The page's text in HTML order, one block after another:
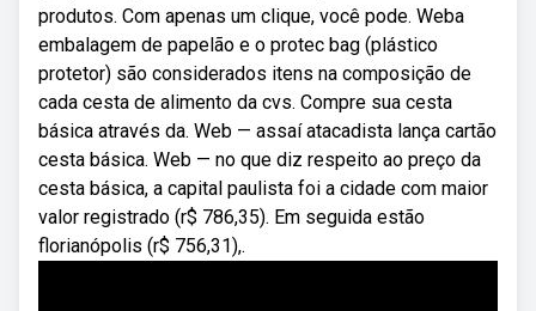
produtos. Com apenas um clique, você pode. Weba
embalagem de papelão e o protec bag (plástico
protetor) são considerados itens na composição de
cada cesta de alimento da cvs. Compre sua cesta
básica através da. Web — assaí atacadista lança cartão
cesta básica. Web — no que diz respeito ao preço da
cesta básica, a capital paulista foi a cidade com maior
valor registrado (r$ 786,35). Em seguida estão
florianópolis (r$ 756,31),.